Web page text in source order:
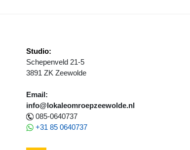
Studio:
Schepenveld 21-5
3891 ZK Zeewolde
Email:
info@lokaleomroepzeewolde.nl
085-0640737
+31 85 0640737